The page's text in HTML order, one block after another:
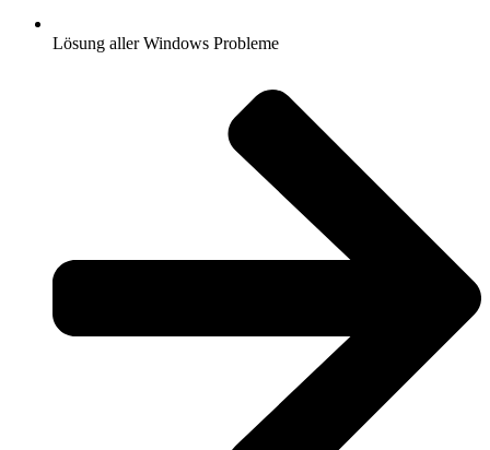
Lösung aller Windows Probleme